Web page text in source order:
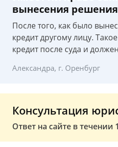
вынесения
После того, как было
кредит другому лицу.
кредит после суда и
Александра, г. Оренбург
Консультация
Ответ на сайте в течении